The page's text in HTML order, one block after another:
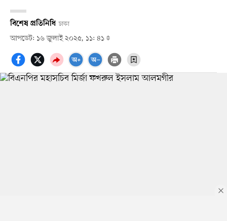
বিশেষ প্রতিনিধি ঢাকা
আপডেট: ১৬ জুলাই ২০২৫, ১১: ৪১